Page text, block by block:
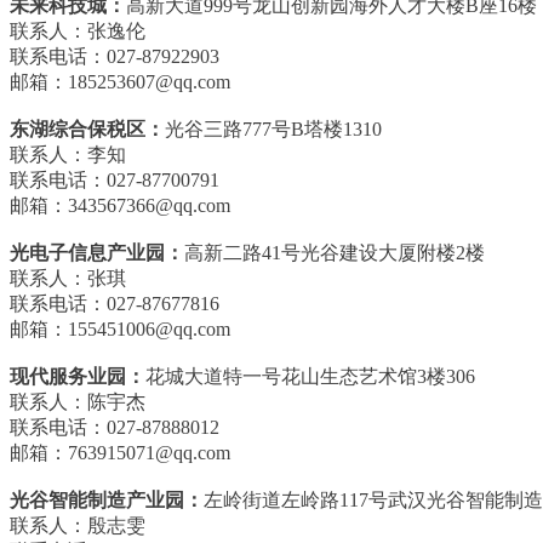
未来科技城： 高新大道999号龙山创新园海外人才大楼B座16楼
联系人：张逸伦
联系电话：027-87922903
邮箱：185253607@qq.com
东湖综合保税区： 光谷三路777号B塔楼1310
联系人：李知
联系电话：027-87700791
邮箱：343567366@qq.com
光电子信息产业园： 高新二路41号光谷建设大厦附楼2楼
联系人：张琪
联系电话：027-87677816
邮箱：155451006@qq.com
现代服务业园： 花城大道特一号花山生态艺术馆3楼306
联系人：陈宇杰
联系电话：027-87888012
邮箱：763915071@qq.com
光谷智能制造产业园： 左岭街道左岭路117号武汉光谷智能制
联系人：殷志雯